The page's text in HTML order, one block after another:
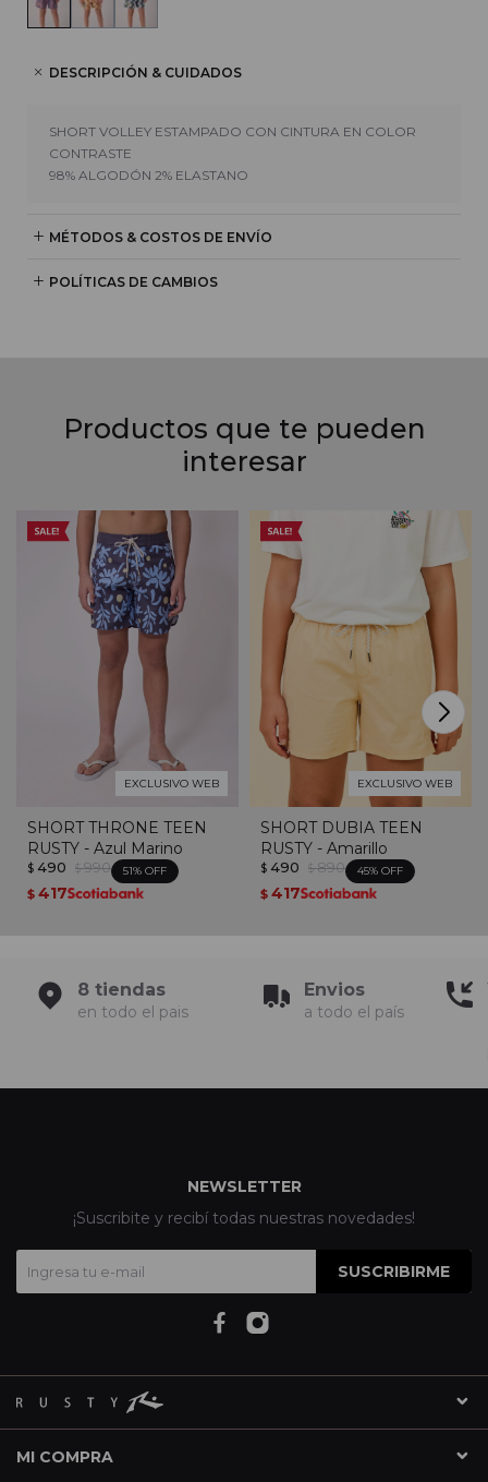
DESCRIPCIÓN & CUIDADOS
SHORT VOLLEY ESTAMPADO CON CINTURA EN COLOR
CONTRASTE
98% ALGODÓN 2% ELASTANO
MÉTODOS & COSTOS DE ENVÍO
POLÍTICAS DE CAMBIOS
Productos que te pueden
interesar
EXCLUSIVO WEB
SHORT THRONE TEEN
RUSTY - Azul Marino
$ 490 $ 990 51
$ 417
EXCLUSIVO WEB
SHORT DUBIA TEEN
RUSTY - Amarillo
$ 490 $ 890 45
$ 417
8 tiendas
en todo el pais
Envios
a todo el país
MI COMPRA
NEWSLETTER
¡Suscribite y recibí todas nuestras novedades!
SUSCRIBIRME